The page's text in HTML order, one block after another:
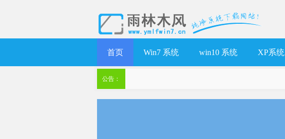
首页 Win7 系统 win10 系统 XP系统
公告：